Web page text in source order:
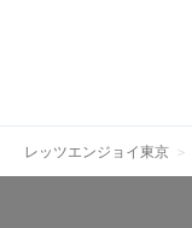
レッツエンジョイ東京